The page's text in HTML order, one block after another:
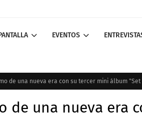
EVENTOS
de una nueva era con su tercer mini álbum "Set
de una nueva era